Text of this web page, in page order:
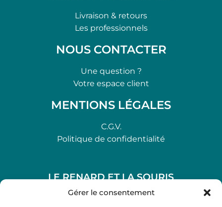
Gérer le consentement
Livraison & retours
Les professionnels
NOUS CONTACTER
Une question ?
Votre espace client
MENTIONS LÉGALES
C.G.V.
Politique de confidentialité
LE RENARD ET LA SOURIS
48, rue Maubec 33210 LANGON